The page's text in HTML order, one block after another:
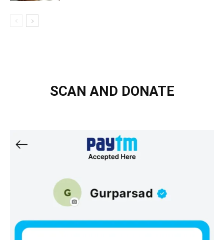
SCAN AND DONATE